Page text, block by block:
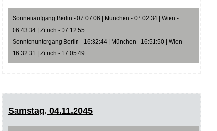
Sonnenaufgang Berlin - 07:07:06 | München - 07:02:34 | Wien -
06:43:34 | Zürich - 07:12:55
Sonntenuntergang Berlin - 16:32:44 | München - 16:51:50 | Wien -
16:32:31 | Zürich - 17:05:49
Samstag, 04.11.2045